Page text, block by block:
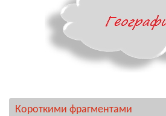
Короткими фрагментами